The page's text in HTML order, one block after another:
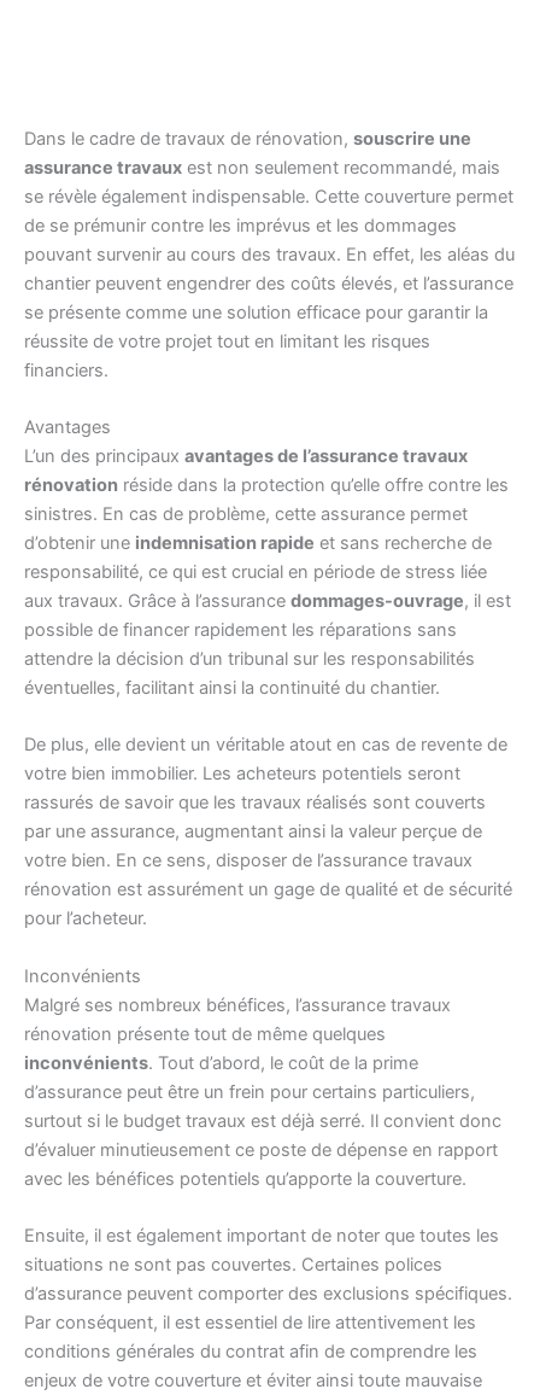
Dans le cadre de travaux de rénovation, souscrire une
assurance travaux est non seulement recommandé, mais
se révèle également indispensable. Cette couverture permet
de se prémunir contre les imprévus et les dommages
pouvant survenir au cours des travaux. En effet, les aléas du
chantier peuvent engendrer des coûts élevés, et l’assurance
se présente comme une solution efficace pour garantir la
réussite de votre projet tout en limitant les risques
financiers.
Avantages
L’un des principaux avantages de l’assurance travaux
rénovation réside dans la protection qu’elle offre contre les
sinistres. En cas de problème, cette assurance permet
d’obtenir une indemnisation rapide et sans recherche de
responsabilité, ce qui est crucial en période de stress liée
aux travaux. Grâce à l’assurance dommages-ouvrage, il est
possible de financer rapidement les réparations sans
attendre la décision d’un tribunal sur les responsabilités
éventuelles, facilitant ainsi la continuité du chantier.
De plus, elle devient un véritable atout en cas de revente de
votre bien immobilier. Les acheteurs potentiels seront
rassurés de savoir que les travaux réalisés sont couverts
par une assurance, augmentant ainsi la valeur perçue de
votre bien. En ce sens, disposer de l’assurance travaux
rénovation est assurément un gage de qualité et de sécurité
pour l’acheteur.
Inconvénients
Malgré ses nombreux bénéfices, l’assurance travaux
rénovation présente tout de même quelques
inconvénients. Tout d’abord, le coût de la prime
d’assurance peut être un frein pour certains particuliers,
surtout si le budget travaux est déjà serré. Il convient donc
d’évaluer minutieusement ce poste de dépense en rapport
avec les bénéfices potentiels qu’apporte la couverture.
Ensuite, il est également important de noter que toutes les
situations ne sont pas couvertes. Certaines polices
d’assurance peuvent comporter des exclusions spécifiques.
Par conséquent, il est essentiel de lire attentivement les
conditions générales du contrat afin de comprendre les
enjeux de votre couverture et éviter ainsi toute mauvaise